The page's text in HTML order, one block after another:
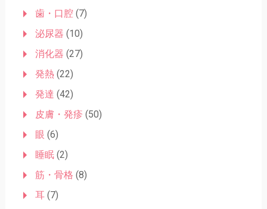
歯・口腔(7)
泌尿器 (10)
消化器 (27)
発熱(22)
発達 (42)
皮膚・発疹 (50)
眼 (6)
睡眠(2)
筋・骨格 (8)
耳(7)